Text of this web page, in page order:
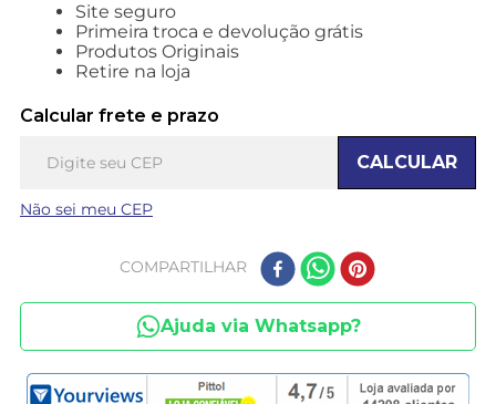
Site seguro
Primeira troca e devolução grátis
Produtos Originais
Retire na loja
Calcular frete e prazo
CALCULAR
Não sei meu CEP
COMPARTILHAR
Ajuda via Whatsapp?